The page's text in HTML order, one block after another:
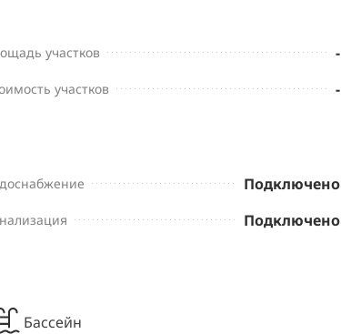
участков -
участков -
Подключено
Подключено
Бассейн